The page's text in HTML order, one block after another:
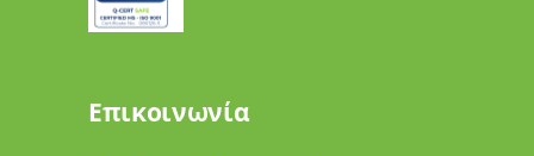
Επικοινωνία